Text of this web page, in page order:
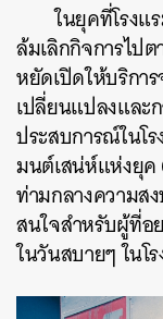
ในยุคที่โรงแ
ล้มเลิกกิจการไป
หยัดเปิดให้บริกา
เปลี่ยนแปลงและ
ประสบการณ์ในโ
มนต์เสน่ห์แห่งยุค
ท่ามกลางความส
สนใจสำหรับผู้ที่อ
ในวันสบายๆ ในโ